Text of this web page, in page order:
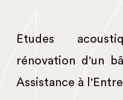
Etudes
rénovation d'un
Assistance à